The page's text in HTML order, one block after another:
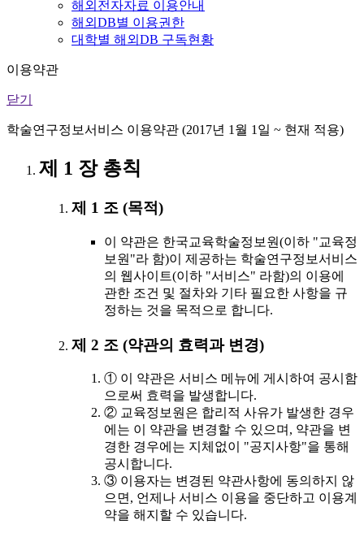
해외전자자료 이용안내
해외DB별 이용권한
대학별 해외DB 구독현황
이용약관
닫기
학술연구정보서비스 이용약관 (2017년 1월 1일 ~ 현재 적용)
제 1 장 총칙
제 1 조 (목적)
이 약관은 한국교육학술정보원(이하 "교육정
보원"라 함)이 제공하는 학술연구정보서비스
의 웹사이트(이하 "서비스" 라함)의 이용에
관한 조건 및 절차와 기타 필요한 사항을 규
정하는 것을 목적으로 합니다.
제 2 조 (약관의 효력과 변경)
① 이 약관은 서비스 메뉴에 게시하여 공시함
으로써 효력을 발생합니다.
② 교육정보원은 합리적 사유가 발생한 경우
에는 이 약관을 변경할 수 있으며, 약관을 변
경한 경우에는 지체없이 "공지사항"을 통해
공시합니다.
③ 이용자는 변경된 약관사항에 동의하지 않
으면, 언제나 서비스 이용을 중단하고 이용계
약을 해지할 수 있습니다.